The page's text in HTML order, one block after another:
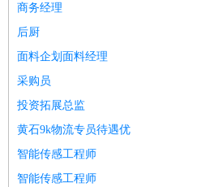
商务经理
后厨
面料企划面料经理
采购员
投资拓展总监
黄石9k物流专员待遇优
智能传感工程师
智能传感工程师